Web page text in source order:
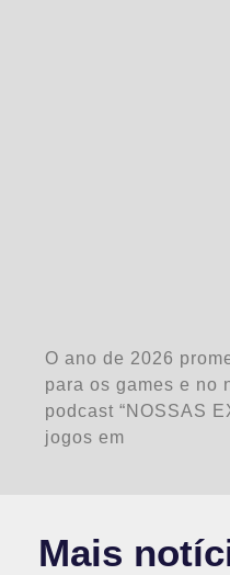
O ano de 2026
para os games e no
podcast “NOSSAS
jogos em
Mais